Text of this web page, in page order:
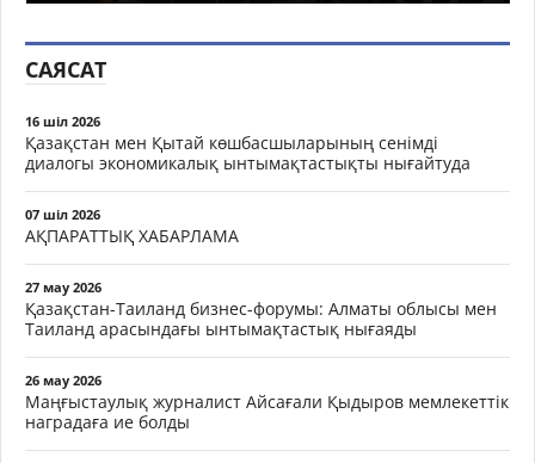
САЯСАТ
16 шіл 2026
Қазақстан мен Қытай көшбасшыларының сенімді
диалогы экономикалық ынтымақтастықты нығайтуда
07 шіл 2026
АҚПАРАТТЫҚ ХАБАРЛАМА
27 мау 2026
Қазақстан-Таиланд бизнес-форумы: Алматы облысы мен
Таиланд арасындағы ынтымақтастық нығаяды
26 мау 2026
Маңғыстаулық журналист Айсағали Қыдыров мемлекеттік
наградаға ие болды